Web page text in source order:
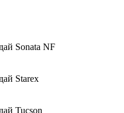
Sonata NF
Starex
Tucson